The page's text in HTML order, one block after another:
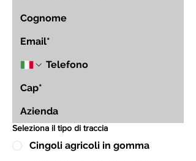
Seleziona il tipo di traccia
Cingoli agricoli in gomma